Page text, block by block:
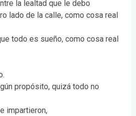
la lealtad que le debo
lado de la calle, como cosa real
todo es sueño, como cosa real
propósito, quizá todo no
impartieron,